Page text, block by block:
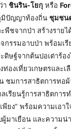
า ชินริน-โยกุ หรือ
มิปัญญาท้องถิ่น ชุมชน
พืชจากป่า สร้างราย
กรรมอาบป่า พร้อมเรี
ษฐ์จากต้นปอเต่าร้อง
ท่องเที่ยวเกษตรและ
ชมการสาธิตการทอผ้
รียนรู้การสาธิตการท
ยง” พร้อมความเอาใ
มาเยือน และความ